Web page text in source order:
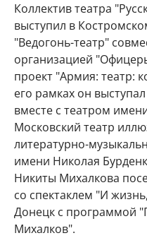
Коллектив театра
выступил в
"Ведогонь-театр"
организацией
проект "Армия: театр:
его рамках он
вместе с театром
Московский театр
литературно-
имени Николая
Никиты Михалкова
со спектаклем "И
Донецк с программой
Михалков".